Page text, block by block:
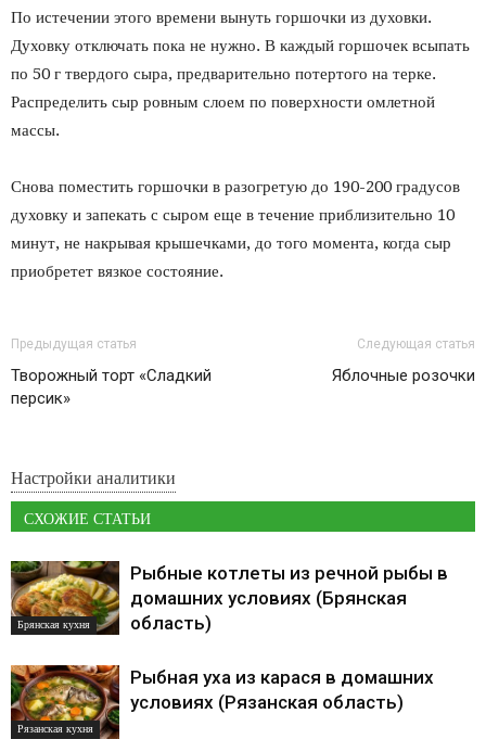
По истечении этого времени вынуть горшочки из духовки.
Духовку отключать пока не нужно. В каждый горшочек всыпать
по 50 г твердого сыра, предварительно потертого на терке.
Распределить сыр ровным слоем по поверхности омлетной
массы.
Снова поместить горшочки в разогретую до 190-200 градусов
духовку и запекать с сыром еще в течение приблизительно 10
минут, не накрывая крышечками, до того момента, когда сыр
приобретет вязкое состояние.
Предыдущая статья
Творожный торт «Сладкий
персик»
Следующая статья
Яблочные розочки
Настройки аналитики
СХОЖИЕ СТАТЬИ
Брянская кухня
Рыбные котлеты из речной рыбы в
домашних условиях (Брянская
область)
Рязанская кухня
Рыбная уха из карася в домашних
условиях (Рязанская область)